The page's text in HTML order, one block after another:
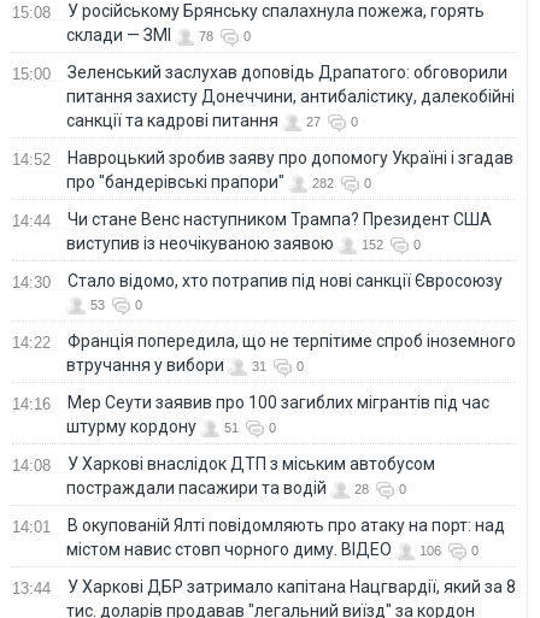
15:08
У російському Брянську спалахнула пожежа, горять
склади — ЗМІ
78 0
15:00
Зеленський заслухав доповідь Драпатого: обговорили
питання захисту Донеччини, антибалістику, далекобійні
санкції та кадрові питання
27 0
14:52
Навроцький зробив заяву про допомогу Україні і згадав
про "бандерівські прапори"
282 0
14:44
Чи стане Венс наступником Трампа? Президент США
виступив із неочікуваною заявою
152 0
14:30 Стало відомо, хто потрапив під нові санкції Євросоюзу
53 0
14:22
Франція попередила, що не терпітиме спроб іноземного
втручання у вибори
31 0
14:16
Мер Сеути заявив про 100 загиблих мігрантів під час
штурму кордону
51 0
14:08
У Харкові внаслідок ДТП з міським автобусом
постраждали пасажири та водій
28 0
14:01
В окупованій Ялті повідомляють про атаку на порт: над
містом навис стовп чорного диму. ВІДЕО
106 0
13:44
У Харкові ДБР затримало капітана Нацгвардії, який за 8
тис. доларів продавав "легальний виїзд" за кордон